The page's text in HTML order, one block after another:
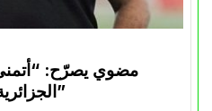
مضوي يصرّح:
الجزائرية في المسابقات القارية”